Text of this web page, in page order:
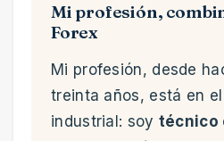
Mi profesión,
Forex
Mi profesión, desde
treinta años, está en
industrial: soy técnico